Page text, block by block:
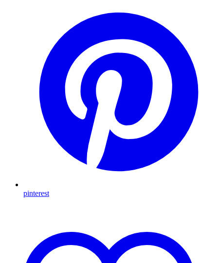
pinterest